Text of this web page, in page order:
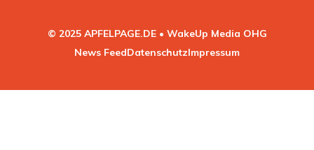
© 2025 APFELPAGE.DE • WakeUp Media OHG
News FeedDatenschutzImpressum